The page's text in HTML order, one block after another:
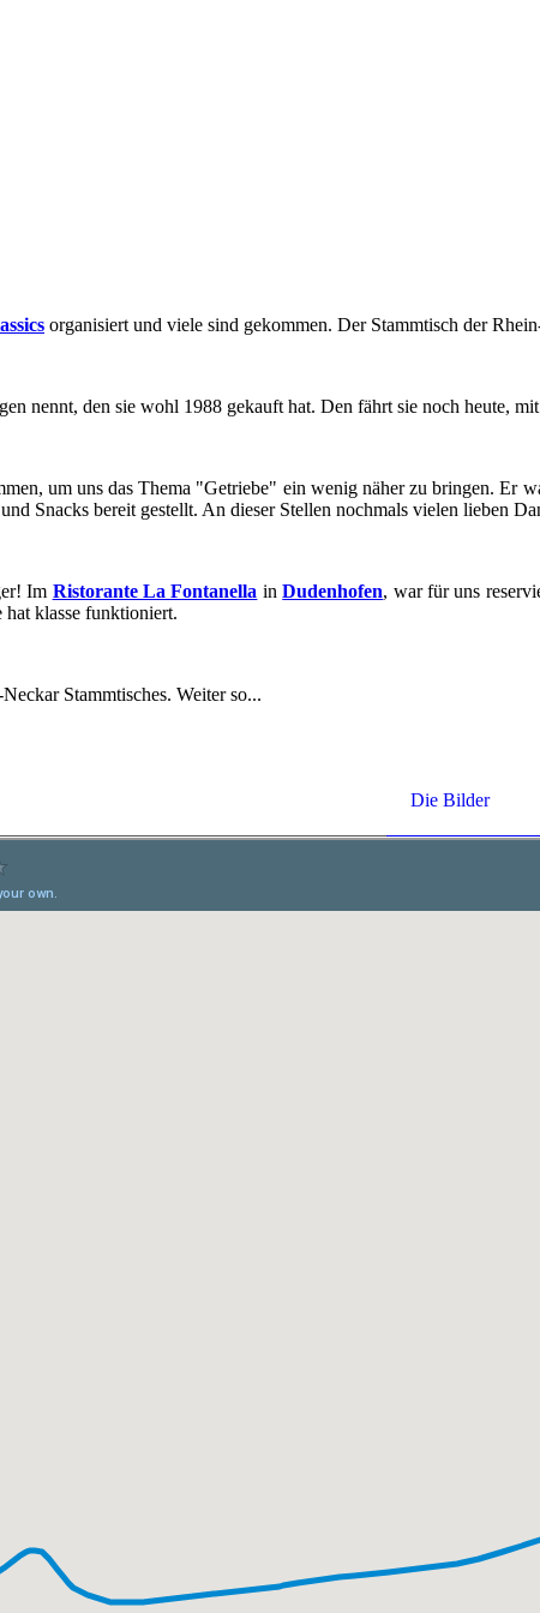
or­ga­ni­siert und viele sind ge­kom­men. Der Stamm­tisch der
nennt, den sie wohl 1988 ge­kauft hat. Den fährt sie noch heute,
um uns das Thema "Ge­trie­be" ein wenig näher zu brin­gen. Er
Snacks be­reit ge­stellt. An die­ser Stel­len noch­mals vie­len lie­ben
Im Ris­toran­te La Fon­ta­nella inDu­den­ho­fen, war für uns
hat klas­se funk­tio­niert.
Stamm­ti­sches. Wei­ter so...
Die Bil­der